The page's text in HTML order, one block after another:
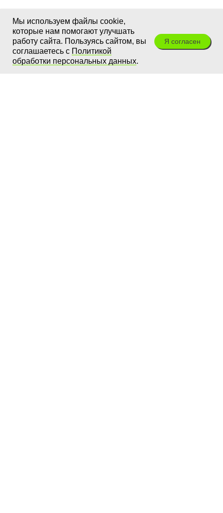
Мы используем файлы cookie,
которые нам помогают улучшать
работу сайта. Пользуясь сайтом, вы
соглашаетесь с Политикой
обработки персональных данных.
Я согласен